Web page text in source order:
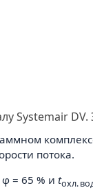
Systemair DV.
потока.
= 65 % и tохл.